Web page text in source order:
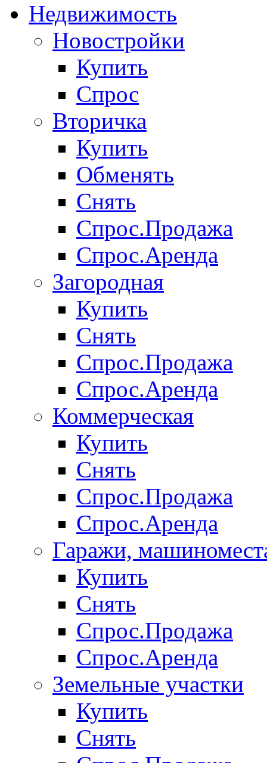
Недвижимость
Новостройки
Купить
Спрос
Вторичка
Купить
Обменять
Снять
Спрос.Продажа
Спрос.Аренда
Загородная
Купить
Снять
Спрос.Продажа
Спрос.Аренда
Коммерческая
Купить
Снять
Спрос.Продажа
Спрос.Аренда
Гаражи,
Купить
Снять
Спрос.Продажа
Спрос.Аренда
Земельные участки
Купить
Снять